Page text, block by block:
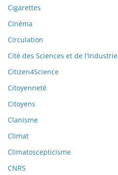
Cigarettes
Cinéma
Circulation
Cité des Sciences et de l'Industrie
Citizen4Science
Citoyenneté
Citoyens
Clanisme
Climat
Climatoscepticisme
CNRS